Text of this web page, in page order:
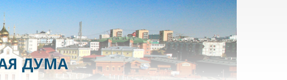
ДУМА